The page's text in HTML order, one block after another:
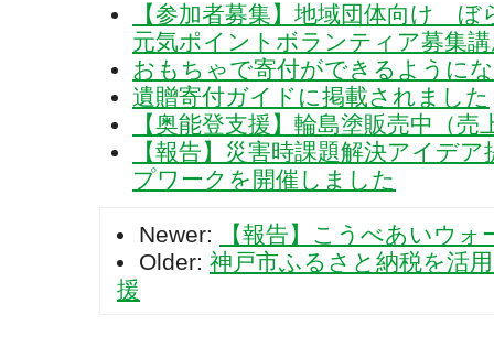
【参加者募集】地域団体向け ぼ
元気ポイントボランティア募集
おもちゃで寄付ができるように
遺贈寄付ガイドに掲載されました
【奥能登支援】輪島塗販売中（
【報告】災害時課題解決アイデ
プワークを開催しました
Newer:
【報告】こうべあいウォ
Older: 神戸市ふるさと納税を活
援